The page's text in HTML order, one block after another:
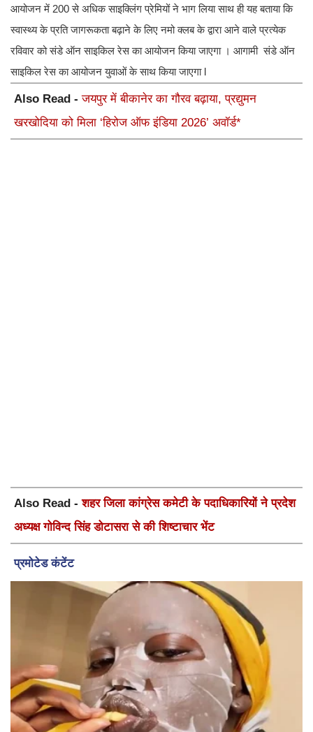
आयोजन में 200 से अधिक साइक्लिंग प्रेमियों ने भाग लिया साथ ही यह बताया कि
स्वास्थ्य के प्रति जागरूकता बढ़ाने के लिए नमो क्लब के द्वारा आने वाले प्रत्येक
रविवार को संडे ऑन साइकिल रेस का आयोजन किया जाएगा । आगामी संडे ऑन
साइकिल रेस का आयोजन युवाओं के साथ किया जाएगा l
Also Read -जयपुर में बीकानेर का गौरव बढ़ाया, प्रद्युमन
खरखोदिया को मिला ‘हिरोज ऑफ इंडिया 2026’ अवॉर्ड*
Also Read -शहर जिला कांग्रेस कमेटी के पदाधिकारियों ने प्रदेश
अध्यक्ष गोविन्द सिंह डोटासरा से की शिष्टाचार भेंट